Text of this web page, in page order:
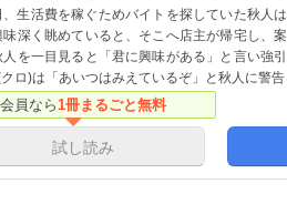
生活費を稼ぐためバイトを探していた秋人
深く眺めていると、そこへ店主が帰宅し、
を一目見ると「君に興味がある」と言い強
クロ)は「あいつはみえているぞ」と秋人に警
会員なら1冊まるごと無料
試し読み